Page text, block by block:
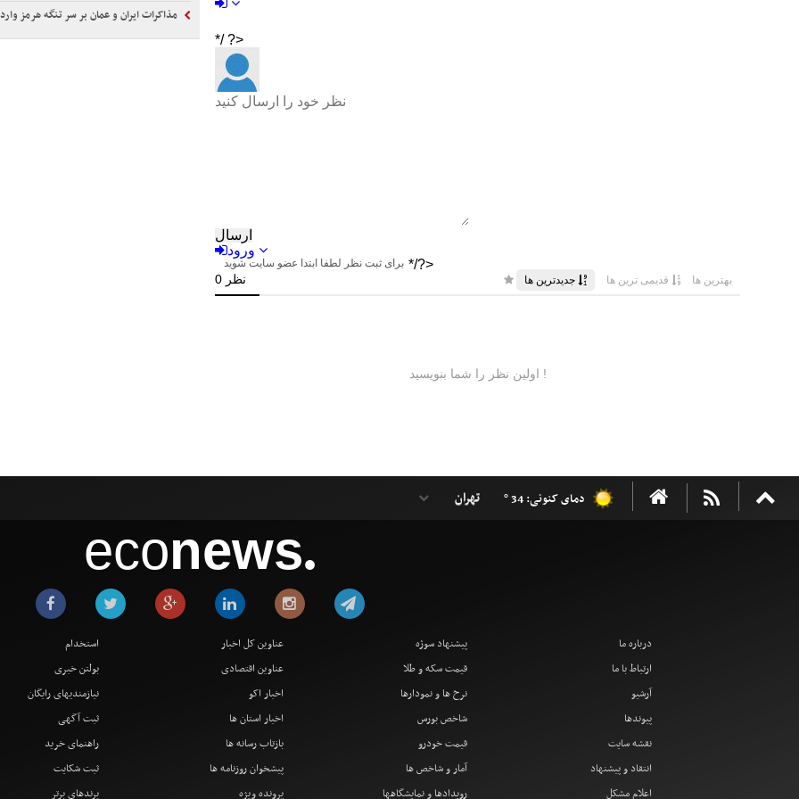
مذاکرات ایران و عمان بر سر تنگه هرمز وارد
دمای کنونی: 34 °
econews●
درباره ما
ارتباط با ما
آرشیو
پیوندها
نقشه سایت
انتقاد و پیشنهاد
اعلام مشکل
پیشنهاد سوژه
قیمت سکه و طلا
نرخ ها و نمودارها
شاخص بورس
قیمت خودرو
آمار و شاخص ها
رویدادها و نمایشگاهها
عناوین کل اخبار
عناوین اقتصادی
اخبار اکو
اخبار استان ها
بازتاب رسانه ها
پیشخوان روزنامه ها
پرونده ویژه
استخدام
بولتن خبری
نیازمندیهای رایگان
ثبت آگهی
راهنمای خرید
ثبت شکایت
برندهای برتر